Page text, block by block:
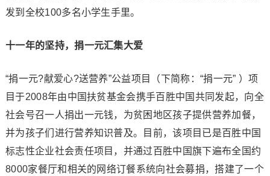
发到全校100多名小学生手里。
十一年的坚持，捐一元汇集大爱
“捐一元?献爱心?送营养”公益项目（下简称：“捐一元” ）项
目于2008年由中国扶贫基金会携手百胜中国共同发起，向全
社会号召一人捐出一元钱，为贫困地区孩子提供营养加餐，
并为孩子们进行营养知识普及。目前，该项目已是百胜中国
标志性企业社会责任项目，并通过百胜中国旗下遍布全国约
8000家餐厅和相关的网络订餐系统向社会募捐，搭建了一个